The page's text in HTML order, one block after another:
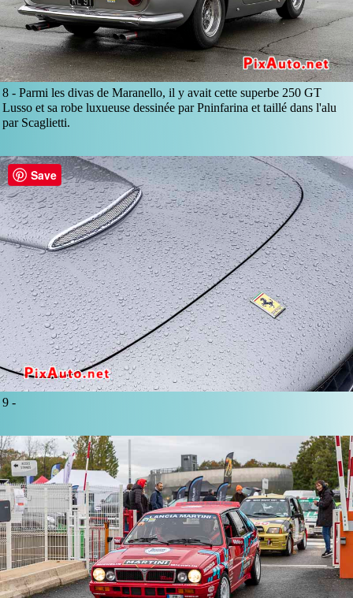
8 -Parmi les divas de Maranello, il y avait cette superbe 250 GT
Lusso et sa robe luxueuse dessinée par Pninfarina et taillé dans l'alu
par Scaglietti.
9 -
Save